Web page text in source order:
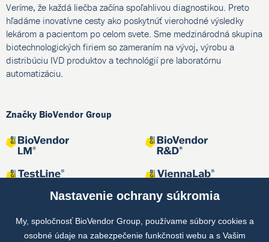
Veríme, že každá liečba začína spoľahlivou diagnostikou. Preto
hľadáme inovatívne cesty ako poskytnúť vierohodné výsledky
lekárom a pacientom po celom svete. Sme medzinárodná skupina
biotechnologických firiem so zameraním na vývoj, výrobu a
distribúciu IVD produktov a technológií pre laboratórnu
automatizáciu.
Značky BioVendor Group
Nastavenie ochrany súkromia
My, spoločnosť BioVendor Group, používame súbory cookies a
osobné údaje na zabezpečenie funkčnosti webu a s Vašim